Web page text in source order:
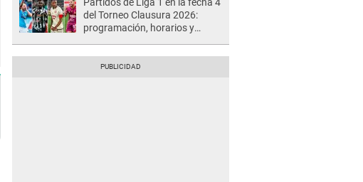
del Torneo Clausura 2026:
programación, horarios y